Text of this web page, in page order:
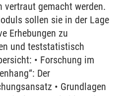
vertraut gemacht werden.
sollen sie in der Lage
Erhebungen zu
und teststatistisch
• Forschung im
Der
• Grundlagen